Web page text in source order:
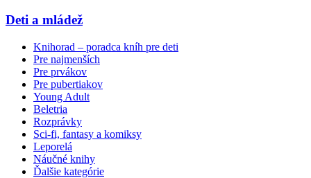
Deti a mládež
Knihorad – poradca kníh pre deti
Pre najmenších
Pre prvákov
Pre pubertiakov
Young Adult
Beletria
Rozprávky
Sci-fi, fantasy a komiksy
Leporelá
Náučné knihy
Ďalšie kategórie